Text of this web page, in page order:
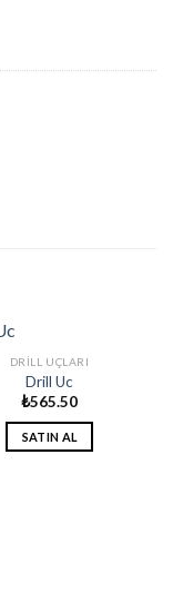
DRILL UÇLARI
Drill Uc
₺565.50
SATIN AL